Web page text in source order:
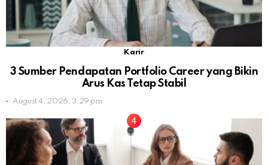
Karir
3 Sumber Pendapatan Portfolio Career yang Bikin
Arus Kas Tetap Stabil
August 4, 2026, 3:29 pm